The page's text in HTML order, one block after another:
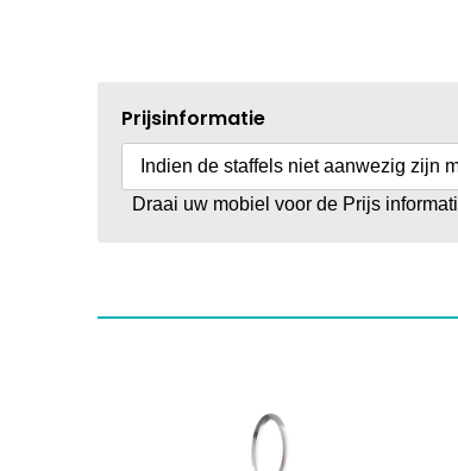
Prijsinformatie
Indien de staffels niet aanwezig zijn
Draai uw mobiel voor de Prijs